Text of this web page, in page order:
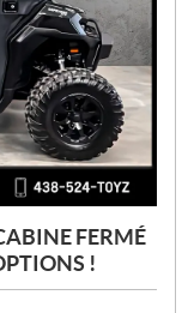
FERMÉ
!